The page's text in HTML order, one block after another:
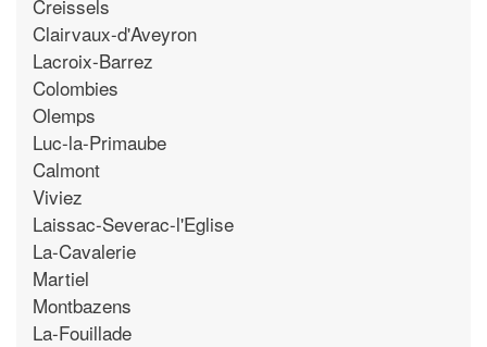
Creissels
Clairvaux-d'Aveyron
Lacroix-Barrez
Colombies
Olemps
Luc-la-Primaube
Calmont
Viviez
Laissac-Severac-l'Eglise
La-Cavalerie
Martiel
Montbazens
La-Fouillade